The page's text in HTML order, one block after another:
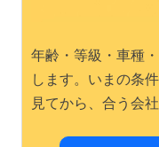
年齢・等級・車種
します。いまの条
見てから、合う会